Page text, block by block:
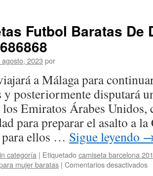
Futbol Baratas De
agosto, 2023 por
a Málaga para
y posteriormente disputará
Emiratos Árabes Unidos,
para preparar el asalto a
para ellos … Sigue leyendo
categoría | Etiquetadocamiseta barcelona
mujer baratas | Comentarios desactivados